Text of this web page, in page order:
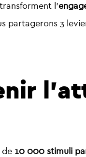
l’
partagerons 3
de 10 000 stimuli